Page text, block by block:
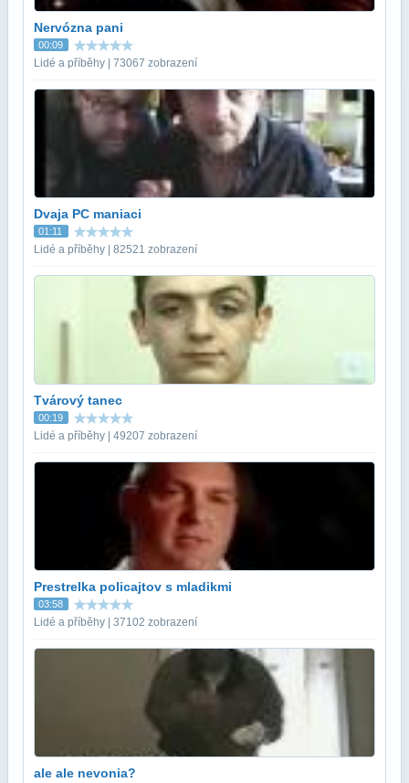
Nervózna pani
00:09
Lidé a příběhy | 73067 zobrazení
Dvaja PC maniaci
01:11
Lidé a příběhy | 82521 zobrazení
Tvárový tanec
00:19
Lidé a příběhy | 49207 zobrazení
Prestrelka policajtov s mladikmi
03:58
Lidé a příběhy | 37102 zobrazení
ale ale nevonia?